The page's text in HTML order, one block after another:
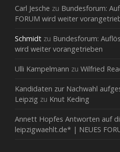
Carl Jesche zu Bundesforum:
FORUM wird weiter
Schmidt zu Bundesforum:
wird weiter vorangetrieben
Ulli Kampelmann zu Wilfried
Kandidaten zur Nachwahl
Leipzig zu Knut Keding
Annett Hopfes Antworten auf
leipzigwaehlt.de* | NEUES